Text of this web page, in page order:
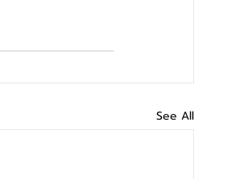
See All